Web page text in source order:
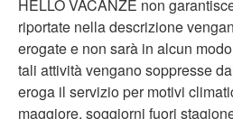
HELLO VACANZE non
riportate nella descrizione
erogate e non sarà in alcun
tali attività vengano soppresse
eroga il servizio per motivi
maggiore, soggiorni fuori